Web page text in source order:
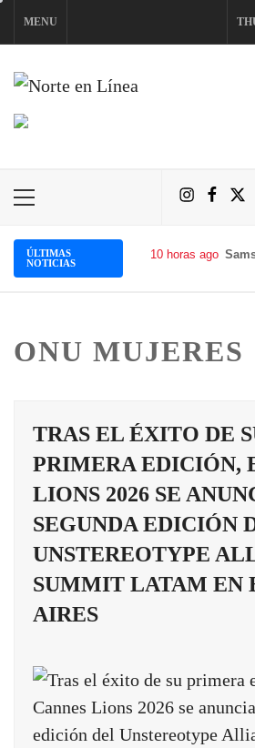
Skip
to
content
MENU
NORTE EN LÍNEA
Primary
InstagramX
ÚLTIMAS
NOTICIAS
10 horas ago
ONU MUJERES
TRAS EL ÉXITO DE
PRIMERA EDICIÓN,
LIONS 2026 SE
SEGUNDA EDICIÓN
UNSTEREOTYPE
SUMMIT LATAM EN
AIRES